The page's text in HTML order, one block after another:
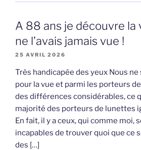
A 88 ans je découvre la
ne l’avais jamais vue !
25 AVRIL 2026
Très handicapée des yeux Nous
pour la vue et parmi les porteurs
des différences considérables, ce
majorité des porteurs de lunettes
En fait, il y a ceux, qui comme moi,
incapables de trouver quoi que ce
des […]